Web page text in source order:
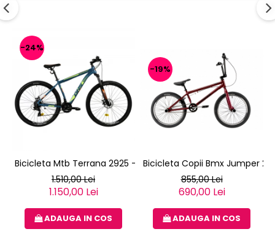
-24%
Bicicleta Mtb Terrana 2925 - 29 Inch, L, Verde
1.510,00 Lei
1.150,00 Lei
ADAUGA IN COS
-19%
Bicicleta Copii Bmx Jumper
855,00 Lei
690,00 Lei
ADAUGA IN COS